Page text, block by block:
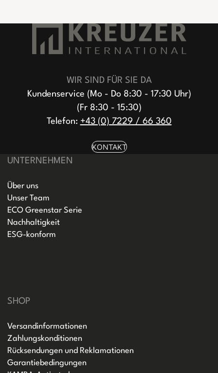
WIR SIND FÜR SIE DA
Kundenservice (Mo - Do 8:30 - 17:30 Uhr)
(Fr 8:30 - 15:30)
Telefon: +43 (0) 7229 / 66 360
KONTAKT
UNTERNEHMEN
Über uns
Unser Team
ECO Greenstar Serie
Nachhaltigkeit
ESG-konform
SHOP
Versandinformationen
Zahlungskonditionen
Rücksendungen und Reklamationen
Garantiebedingungen